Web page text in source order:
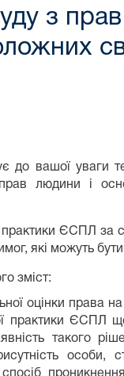
з
до вашої уваги
людини і
практики ЄСПЛ за
які можуть
зміст:
оцінки права
практики ЄСПЛ
такого
особи,